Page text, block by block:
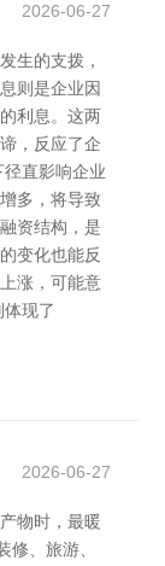
2026-06-27
生的支拨，
则是企业因
利息。这两
，反应了企
直影响企业
多，将导致
资结构，是
变化也能反
涨，可能意
现了
2026-06-27
物时，最暖
修、旅游、